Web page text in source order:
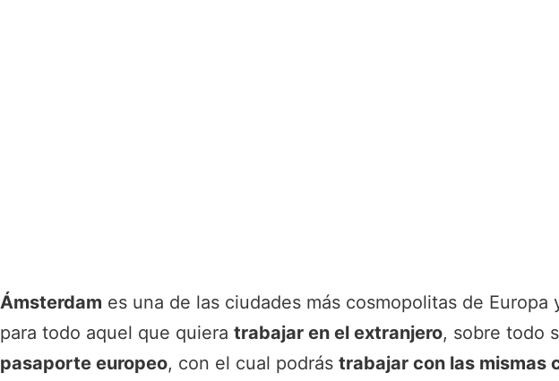
Ámsterdam es una de las ciudades más cosmopolitas de Europa
para todo aquel que quiera trabajar en el extranjero, sobre todo
pasaporte europeo, con el cual podrás trabajar con las mismas